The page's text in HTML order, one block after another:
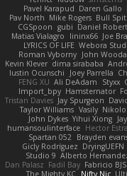
Pavel Karapud Daren Gallo
Pav North Mike Rogers Bull Spit
CGSpoon gubi Daniel
Matias Vialagro
lininx66 Joe
LYRICS OF LIFE Webora
Roman Vyborny John
Kevin Klever dima sirababa
Iustin Ocunschi
Joey Parrella
FENG XU Ali DeAdam Styxx
Import_bpy Hamsternator
Tristan Davies Jay Spurgeon
Taylor Williams Vasily
John Dykes Yihui Xiong
humansoulinterface Hector
Spartan 052 Brayden
Gicly Rodríguez DryingUEFN
Studio 9 Alberto
Dan Palasz Fadil Bay Fabricio BJS
The Mighty KC Nifty Nic